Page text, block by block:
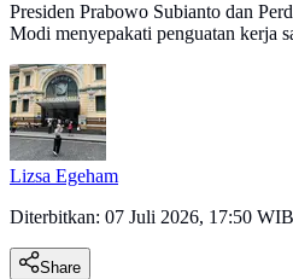
Presiden Prabowo Subianto dan
Modi menyepakati penguatan kerja
Lizsa Egeham
Diterbitkan: 07 Juli 2026, 17:50 WIB
Share